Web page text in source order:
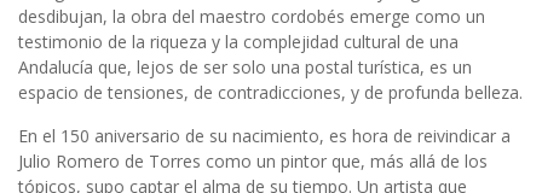
desdibujan, la obra del maestro cordobés emerge como un
testimonio de la riqueza y la complejidad cultural de una
Andalucía que, lejos de ser solo una postal turística, es un
espacio de tensiones, de contradicciones, y de profunda belleza.
En el 150 aniversario de su nacimiento, es hora de reivindicar a
Julio Romero de Torres como un pintor que, más allá de los
tópicos, supo captar el alma de su tiempo. Un artista que